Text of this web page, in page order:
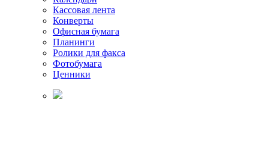
Кассовая лента
Конверты
Офисная бумага
Планинги
Ролики для факса
Фотобумага
Ценники